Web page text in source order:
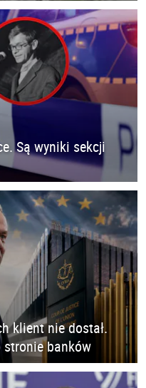
Są wyniki sekcji
klient nie dostał.
stronie banków